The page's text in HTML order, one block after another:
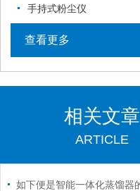
手持式粉尘仪
查看更多
相关文章
ARTICLE